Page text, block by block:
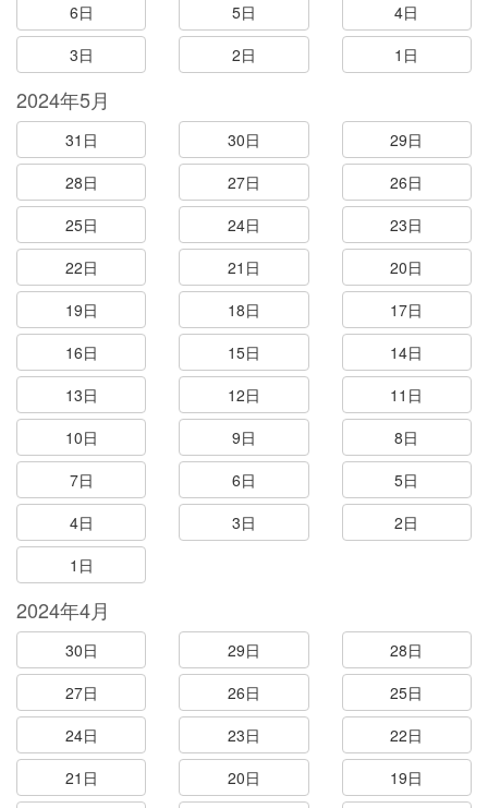
6日
5日
4日
3日
2日 1日
2024年5月
31日 30日
29日
28日
27日
26日
25日
24日
23日
22日
21日
20日
19日
18日
17日
16日
15日
14日
13日
12日
11日
10日
9日
8日
7日
6日
5日
4日
3日
2日
1日
2024年4月
30日 29日
28日
27日
26日
25日
24日
23日
22日
21日
20日
19日